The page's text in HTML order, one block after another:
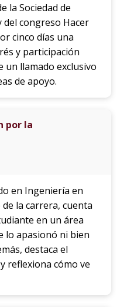
la Sociedad de
congreso Hacer
cinco días una
y participación
un llamado exclusivo
de apoyo.
por la
en Ingeniería en
la carrera, cuenta
en un área
lo apasionó ni bien
destaca el
reflexiona cómo ve